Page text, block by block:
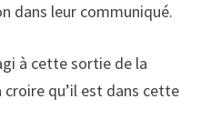
dans leur communiqué.
à cette sortie de la
qu’il est dans cette